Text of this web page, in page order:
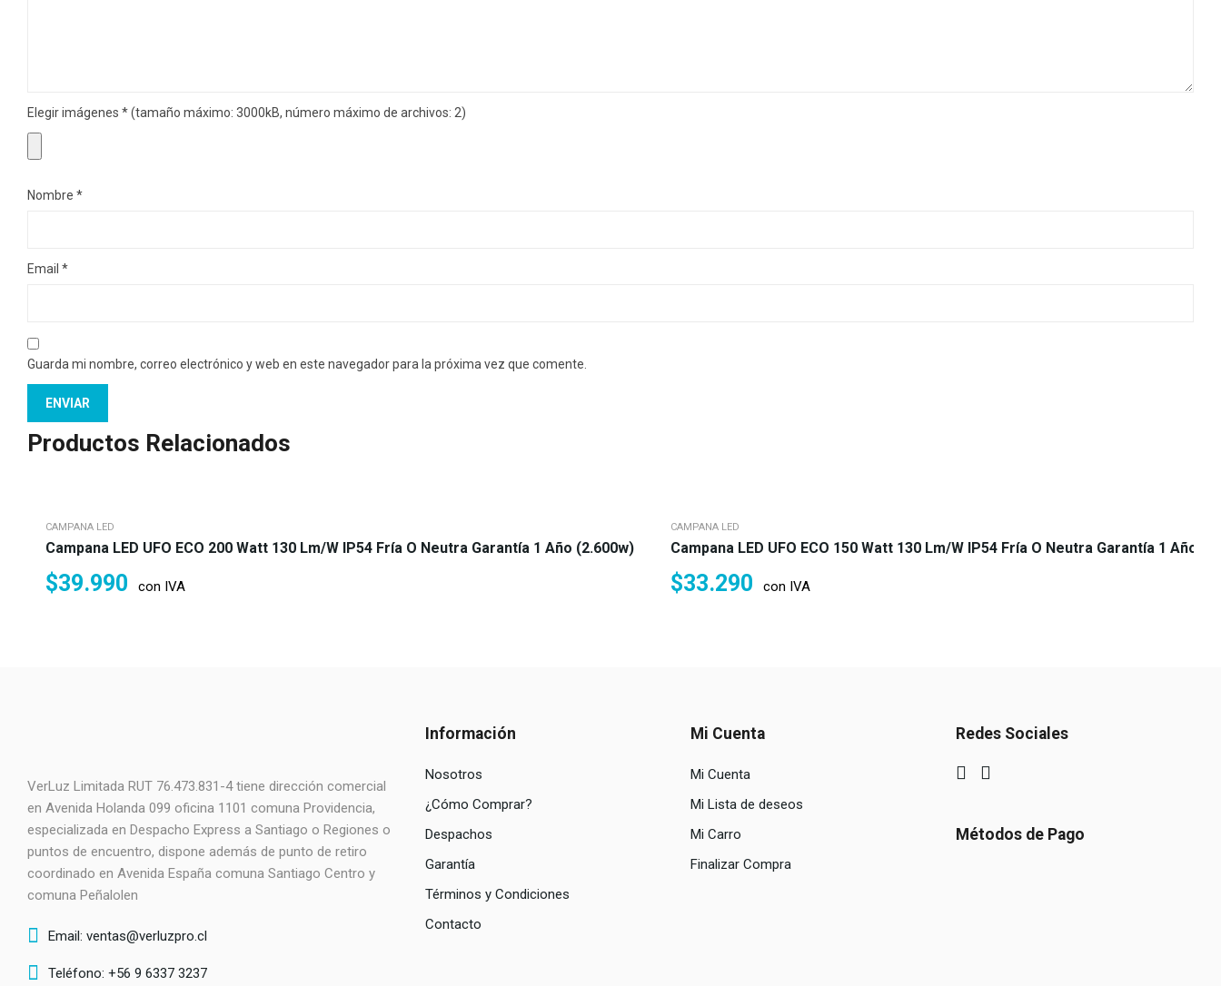
Elegir imágenes *(tamaño máximo: 3000kB, número máximo de archivos: 2)
Nombre *
Email *
Guarda mi nombre, correo electrónico y web en este navegador para la próxima vez que comente.
Productos Relacionados
CAMPANA LED
Campana LED UFO ECO 200 Watt 130 Lm/w IP54 Fría O Neutra Garantía 1 Año (2.600w)
$39.990 con IVA
CAMPANA LED
Campana LED UFO ECO 150 Watt 130 Lm/w IP54 Fría O Neutra Garantía 1 Año
$33.290 con IVA
VerLuz Limitada RUT 76.473.831-4 tiene dirección comercial
en Avenida Holanda 099 oficina 1101 comuna Providencia,
especializada en Despacho Express a Santiago o Regiones o
puntos de encuentro, dispone además de punto de retiro
coordinado en Avenida España comuna Santiago Centro y
comuna Peñalolen
Email: ventas@verluzpro.cl
Teléfono: +56 9 6337 3237
Información
Nosotros
¿Cómo Comprar?
Despachos
Garantía
Términos y Condiciones
Contacto
Mi Cuenta
Mi Cuenta
Mi Lista de deseos
Mi Carro
Finalizar Compra
Redes Sociales
Métodos de Pago